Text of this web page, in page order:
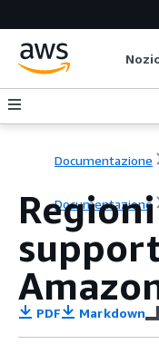
Documentazione
Documentazione
PDF Markdown